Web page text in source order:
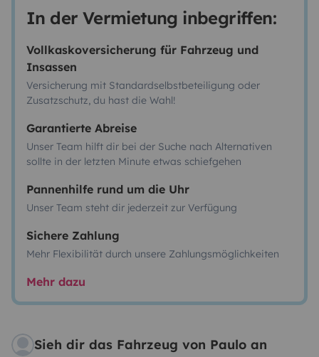
In der Vermietung inbegriffen:
Vollkaskoversicherung für Fahrzeug und
Insassen
Versicherung mit Standardselbstbeteiligung oder
Zusatzschutz, du hast die Wahl!
Garantierte Abreise
Unser Team hilft dir bei der Suche nach Alternativen
sollte in der letzten Minute etwas schiefgehen
Pannenhilfe rund um die Uhr
Unser Team steht dir jederzeit zur Verfügung
Sichere Zahlung
Mehr Flexibilität durch unsere Zahlungsmöglichkeiten
Mehr dazu
Sieh dir das Fahrzeug von Paulo an